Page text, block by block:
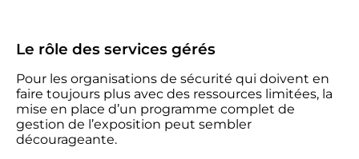
Le rôle des services gérés
Pour les organisations de sécurité qui doivent en
faire toujours plus avec des ressources limitées, la
mise en place d’un programme complet de
gestion de l’exposition peut sembler
décourageante.